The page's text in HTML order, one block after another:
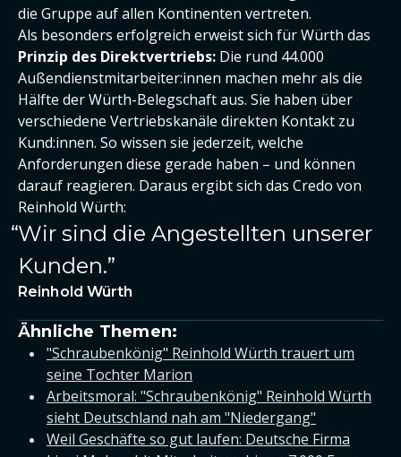
die Gruppe auf allen Kontinenten vertreten.
Als besonders erfolgreich erweist sich für Würth das
Prinzip des Direktvertriebs: Die rund 44.000
Außendienstmitarbeiter:innen machen mehr als die
Hälfte der Würth-Belegschaft aus. Sie haben über
verschiedene Vertriebskanäle direkten Kontakt zu
Kund:innen. So wissen sie jederzeit, welche
Anforderungen diese gerade haben – und können
darauf reagieren. Daraus ergibt sich das Credo von
Reinhold Würth:
Wir sind die Angestellten unserer
Kunden.
Reinhold Würth
Ähnliche Themen:
"Schraubenkönig" Reinhold Würth trauert um
seine Tochter Marion
Arbeitsmoral: "Schraubenkönig" Reinhold Würth
sieht Deutschland nah am "Niedergang"
Weil Geschäfte so gut laufen: Deutsche Firma